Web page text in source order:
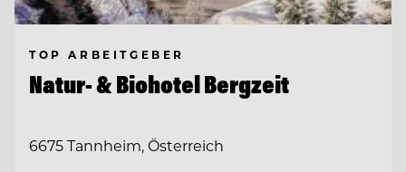
TOP ARBEITGEBER
Natur- & Biohotel Bergzeit
6675 Tannheim, Österreich